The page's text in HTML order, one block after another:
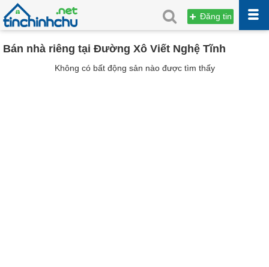
Đăng tin
Bán nhà riêng tại Đường Xô Viết Nghệ Tĩnh
Không có bất động sản nào được tìm thấy